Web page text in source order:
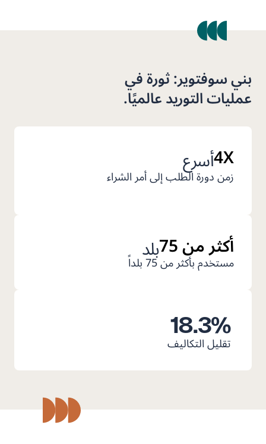
بني سوفتوير: ثورة في
عمليات التوريد عالميًا.
4Xأسرع
زمن دورة الطلب إلى أمر الشراء
أكثر من 75 بلدمستخدم بأكثر من 75 بلداً
%
18.3
تقليل التكاليف